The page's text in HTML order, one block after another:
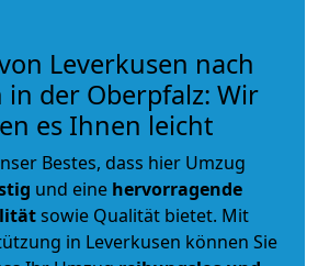
Leverkusen nach
in der Oberpfalz: Wir
es Ihnen leicht
Bestes, dass hier Umzug
und eine hervorragende
sowie Qualität bietet. Mit
in Leverkusen können Sie